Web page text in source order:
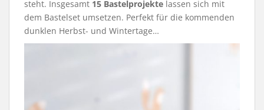
steht. Insgesamt 15 Bastelprojekte lassen sich mit
dem Bastelset umsetzen. Perfekt für die kommenden
dunklen Herbst- und Wintertage…